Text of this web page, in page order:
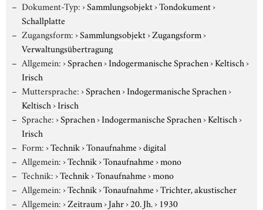
Dokument-Typ:›Sammlungsobjekt›Tondokument›
Schallplatte
Zugangsform:›Sammlungsobjekt›Zugangsform›
Verwaltungsübertragung
Allgemein:›Sprachen›Indogermanische Sprachen›Keltisch›
Irisch
Muttersprache:›Sprachen›Indogermanische Sprachen›
Keltisch›Irisch
Sprache:›Sprachen›Indogermanische Sprachen›Keltisch›
Irisch
Form:›Technik›Tonaufnahme›digital
Allgemein:›Technik›Tonaufnahme›mono
Technik:›Technik›Tonaufnahme›mono
Allgemein:›Technik›Tonaufnahme›Trichter, akustischer
Allgemein:›Zeitraum›Jahr›20. Jh.› 1930